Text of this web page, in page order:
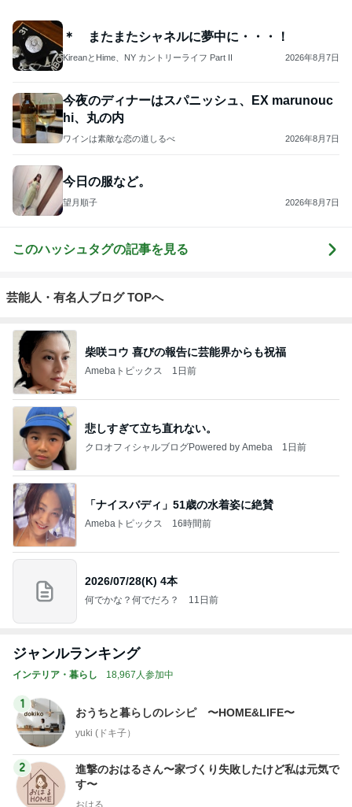
＊ またまたシャネルに夢中に・・・！
KireanとHime、NY カントリーライフ Part II 2026年8月7日
今夜のディナーはスパニッシュ、EX marunouc
hi、丸の内
ワインは素敵な恋の道しるべ 2026年8月7日
今日の服など。
望月順子 2026年8月7日
このハッシュタグの記事を見る
芸能人・有名人ブログ TOPへ
柴咲コウ 喜びの報告に芸能界からも祝福
Amebaトピックス 1日前
悲しすぎて立ち直れない。
クロオフィシャルブログPowered by Ameba 1日前
「ナイスバディ」51歳の水着姿に絶賛
Amebaトピックス 16時間前
2026/07/28(K) 4本
何でかな？何でだろ？ 11日前
ジャンルランキング
インテリア・暮らし 18,967人参加中
1
おうちと暮らしのレシピ 〜HOME&LIFE〜
yuki (ドキ子）
2
進撃のおはるさん〜家づくり失敗したけど私は元気で
す〜
おはる